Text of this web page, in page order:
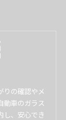
りの確認やメ
動車のガラス
し、安心でき